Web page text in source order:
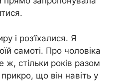
і роз’їхалися. Я
самоті. Про чоловіка
ж, стільки років разом
що він навіть у